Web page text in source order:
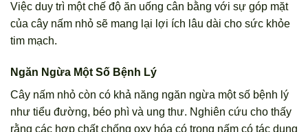
Việc duy trì một chế độ ăn uống cân bằng với sự góp mặt
của cây nấm nhỏ sẽ mang lại lợi ích lâu dài cho sức khỏe
tim mạch.
Ngăn Ngừa Một Số Bệnh Lý
Cây nấm nhỏ còn có khả năng ngăn ngừa một số bệnh lý
như tiểu đường, béo phì và ung thư. Nghiên cứu cho thấy
rằng các hợp chất chống oxy hóa có trong nấm có tác dụng